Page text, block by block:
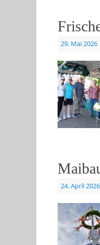
29. Mai 2026
24. April 2026